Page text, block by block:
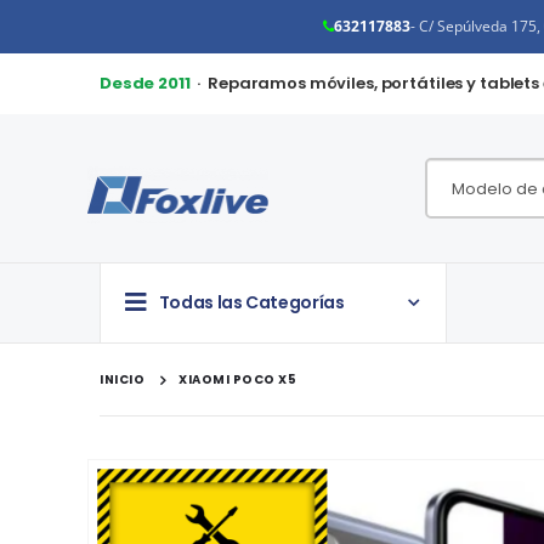
632117883- C/ Sepúlveda
Desde 2011· Reparamos móviles, portátiles y tablets
Todas las Categorías
INICIO XIAOMI POCO X5
Saltar
al
final